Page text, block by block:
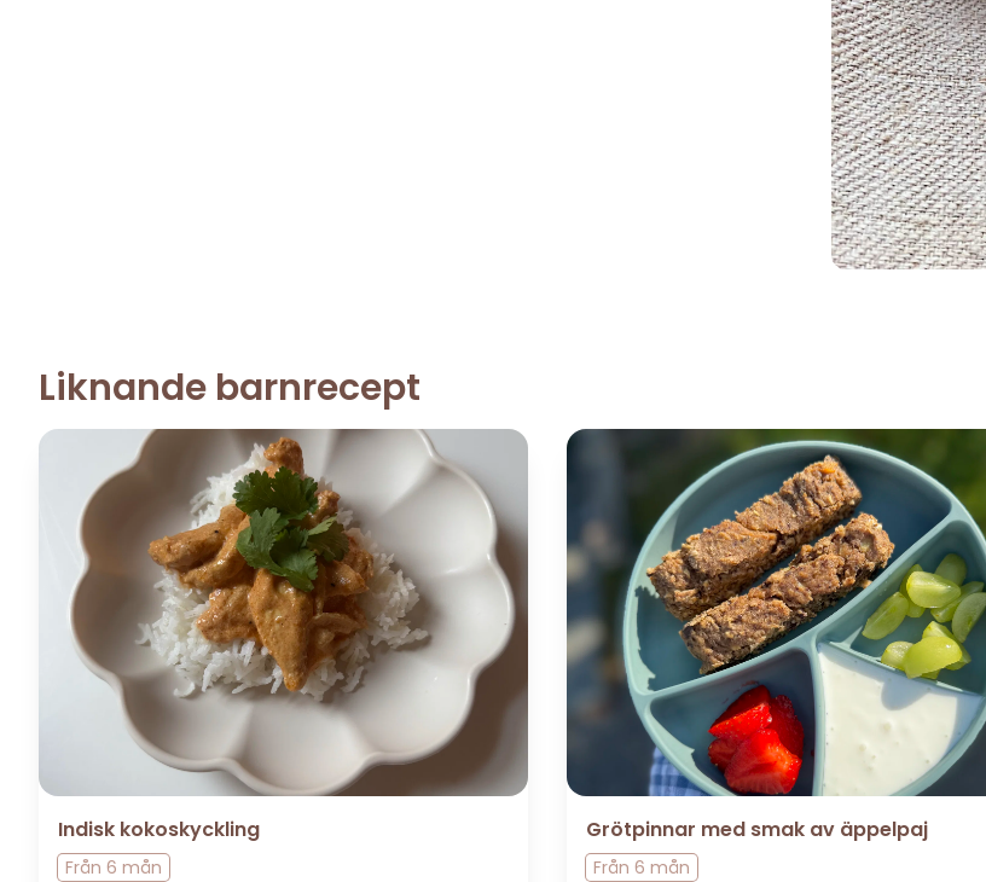
Liknande barnrecept
Indisk kokoskyckling
Från 6 mån
Grötpinnar med smak av äppelpaj
Från6 mån